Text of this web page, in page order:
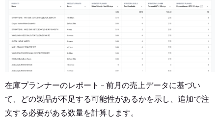
在庫プランナーのレポート - 前月の売上データに基づい
て、どの製品が不足する可能性があるかを示し、追加で注
文する必要がある数量を計算します。